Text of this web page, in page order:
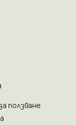
ползване